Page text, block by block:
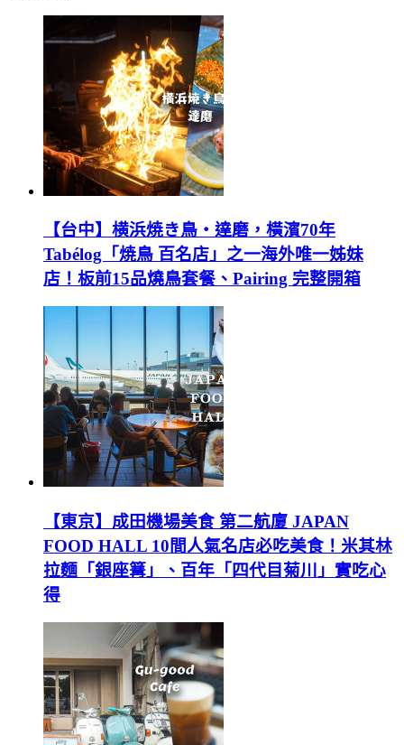
【台中】横浜焼き鳥‧達磨，橫濱70年
Tabélog「焼鳥 百名店」之一海外唯一姊妹
店！板前15品燒鳥套餐、Pairing 完整開箱
【東京】成田機場美食 第二航廈 JAPAN
FOOD HALL 10間人氣名店必吃美食！米其林
拉麵「銀座篝」、百年「四代目菊川」實吃心
得